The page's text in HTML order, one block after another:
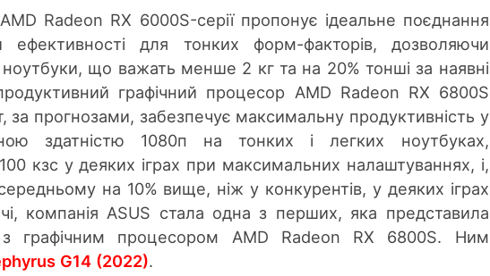
Radeon RX 6000S-серії пропонує ідеальне поєднання
ефективності для тонких форм-факторів, дозволяючи
ноутбуки, що важать менше 2 кг та на 20% тонші за наявні
графічний процесор AMD Radeon RX 6800S
за прогнозами, забезпечує максимальну продуктивність у
здатністю 1080п на тонких і легких ноутбуках,
кзс у деяких іграх при максимальних налаштуваннях, і,
на 10% вище, ніж у конкурентів, у деяких іграх
компанія ASUS стала одна з перших, яка представила
з графічним процесором AMD Radeon RX 6800S. Ним
G14 (2022).